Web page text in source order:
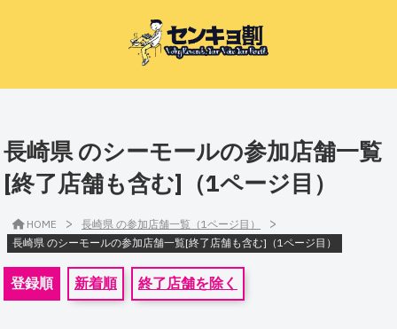
長崎県 のシーモールの参加店舗一覧
[終了店舗も含む]（1ページ目）
HOME > 長崎県 の参加店舗一覧（1ページ目） >
長崎県 のシーモールの参加店舗一覧[終了店舗も含む]（1ページ目）
登録順 新着順 終了店舗を除く